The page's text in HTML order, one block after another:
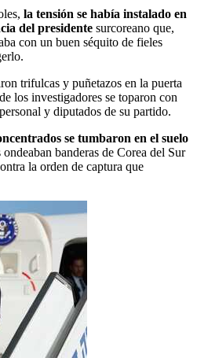
la tensión se había instalado en
del presidente surcoreano que,
con un buen séquito de fieles
trifulcas y puñetazos en la puerta
los investigadores se toparon con
y diputados de su partido.
se tumbaron en el suelo
ondeaban banderas de Corea del Sur
la orden de captura que